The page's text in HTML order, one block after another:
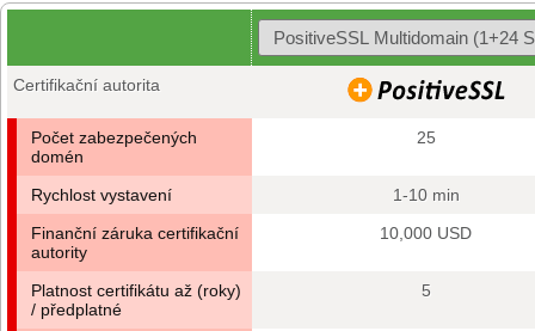
Certifikační autorita
Počet zabezpečených
domén
25
Rychlost vystavení
1-10 min
Finanční záruka certifikační
autority
10,000 USD
Platnost certifikátu až (roky)
/ předplatné
5